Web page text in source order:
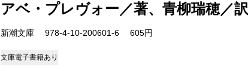
アベ・プレヴォー／著、青柳瑞穂／訳
新潮文庫 978-4-10-200601-6 605円
文庫電子書籍あり